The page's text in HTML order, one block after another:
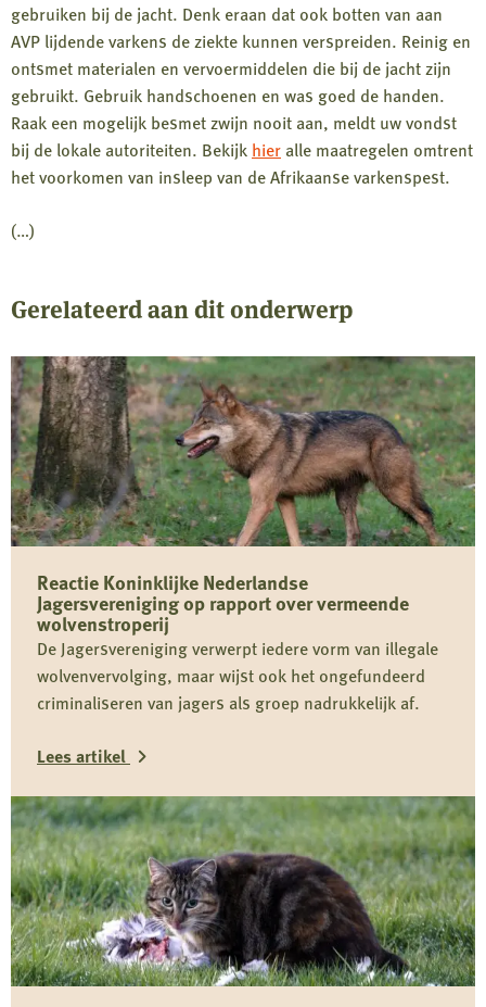
gebruiken bij de jacht. Denk eraan dat ook botten van aan
AVP lijdende varkens de ziekte kunnen verspreiden. Reinig en
ontsmet materialen en vervoermiddelen die bij de jacht zijn
gebruikt. Gebruik handschoenen en was goed de handen.
Raak een mogelijk besmet zwijn nooit aan, meldt uw vondst
bij de lokale autoriteiten. Bekijk hier alle maatregelen omtrent
het voorkomen van insleep van de Afrikaanse varkenspest.
(…)
Gerelateerd aan dit onderwerp
Reactie Koninklijke Nederlandse
Jagersvereniging op rapport over vermeende
wolvenstroperij
De Jagersvereniging verwerpt iedere vorm van illegale
wolvenvervolging, maar wijst ook het ongefundeerd
criminaliseren van jagers als groep nadrukkelijk af.
Lees artikel
Lees
meer
over
Reactie
Koninklijke
Nederlandse
Jagersvereniging